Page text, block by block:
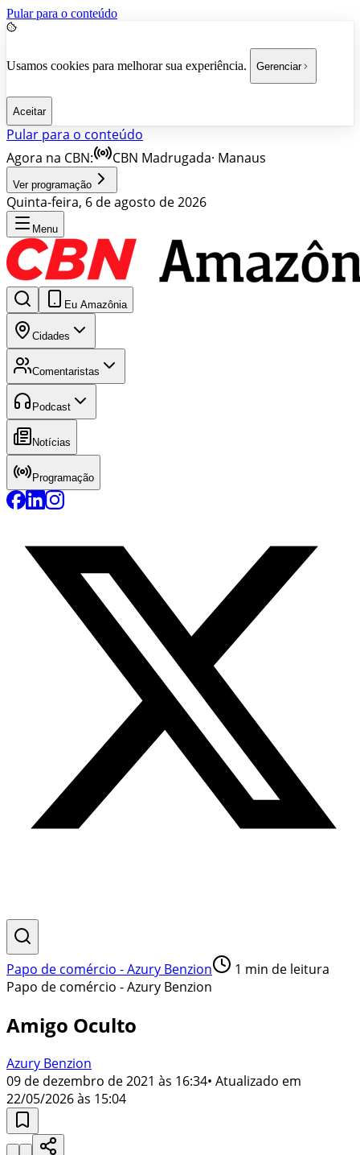
Pular para o conteúdo
Usamos cookies para melhorar sua experiência. Gerenciar
Aceitar
Pular para o conteúdo
Agora na CBN:
CBN Madrugada· Manaus
Ver programação
Quinta-feira, 6 de agosto de 2026
Menu
Eu Amazônia
Cidades
Comentaristas
Podcast
Notícias
Programação
Papo de comércio - Azury Benzion 1 min de leitura
Papo de comércio - Azury Benzion
Amigo Oculto
Azury Benzion
09 de dezembro de 2021 às 16:34• Atualizado em
22/05/2026 às 15:04